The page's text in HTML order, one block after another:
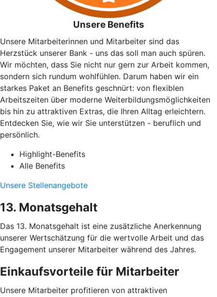
Unsere Benefits
Unsere Mitarbeiterinnen und Mitarbeiter sind das
Herzstück unserer Bank - uns das soll man auch spüren.
Wir möchten, dass Sie nicht nur gern zur Arbeit kommen,
sondern sich rundum wohlfühlen. Darum haben wir ein
starkes Paket an Benefits geschnürt: von flexiblen
Arbeitszeiten über moderne Weiterbildungsmöglichkeiten
bis hin zu attraktiven Extras, die Ihren Alltag erleichtern.
Entdecken Sie, wie wir Sie unterstützen - beruflich und
persönlich.
Highlight-Benefits
Alle Benefits
Unsere Stellenangebote
13. Monatsgehalt
Das 13. Monatsgehalt ist eine zusätzliche Anerkennung
unserer Wertschätzung für die wertvolle Arbeit und das
Engagement unserer Mitarbeiter während des Jahres.
Einkaufsvorteile für Mitarbeiter
Unsere Mitarbeiter profitieren von attraktiven